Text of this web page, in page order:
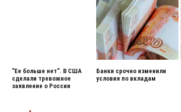
"Ее больше нет". В США
сделали тревожное
заявление о России
Банки срочно изменили
условия по вкладам